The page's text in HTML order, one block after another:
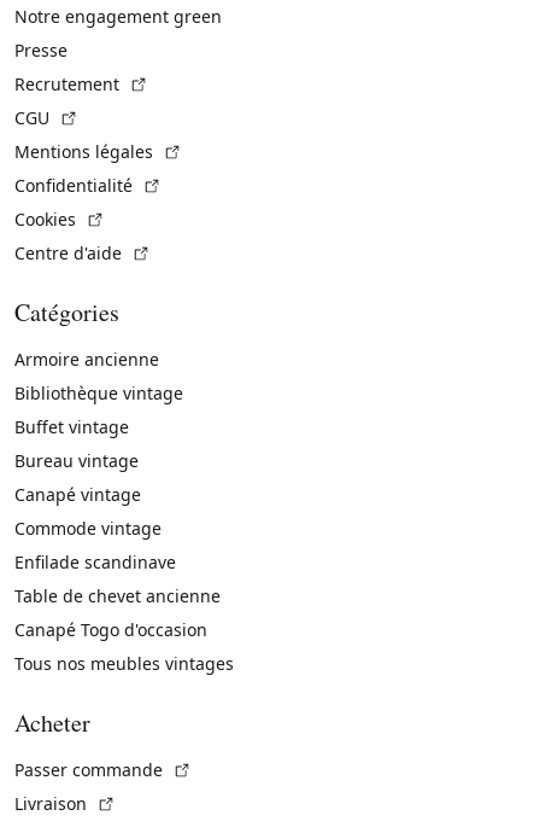
Notre engagement green
Presse
Recrutement
CGU
Mentions légales
Confidentialité
Cookies
Centre d'aide
Catégories
Armoire ancienne
Bibliothèque vintage
Buffet vintage
Bureau vintage
Canapé vintage
Commode vintage
Enfilade scandinave
Table de chevet ancienne
Canapé Togo d'occasion
Tous nos meubles vintages
Acheter
Passer commande
Livraison